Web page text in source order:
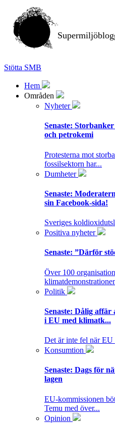
Stötta SMB
Hem
Områden
Nyheter
Senaste: Storbanker
och petrokemi
Protesterna mot
fossilsektorn har...
Dumheter
Senaste:
sin Facebook-sida!
Sveriges
Positiva nyheter
Senaste: ”Därför
Över 100
Politik
Senaste: Dålig affär
i EU med klimatk...
Det är inte fel när EU
Konsumtion
Senaste: Dags för
lagen
EU-kommissionen
Temu med över...
Opinion